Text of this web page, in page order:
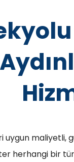
maliyetli,
herhangi